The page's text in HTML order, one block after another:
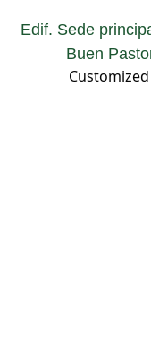
Edif. Sede
Buen